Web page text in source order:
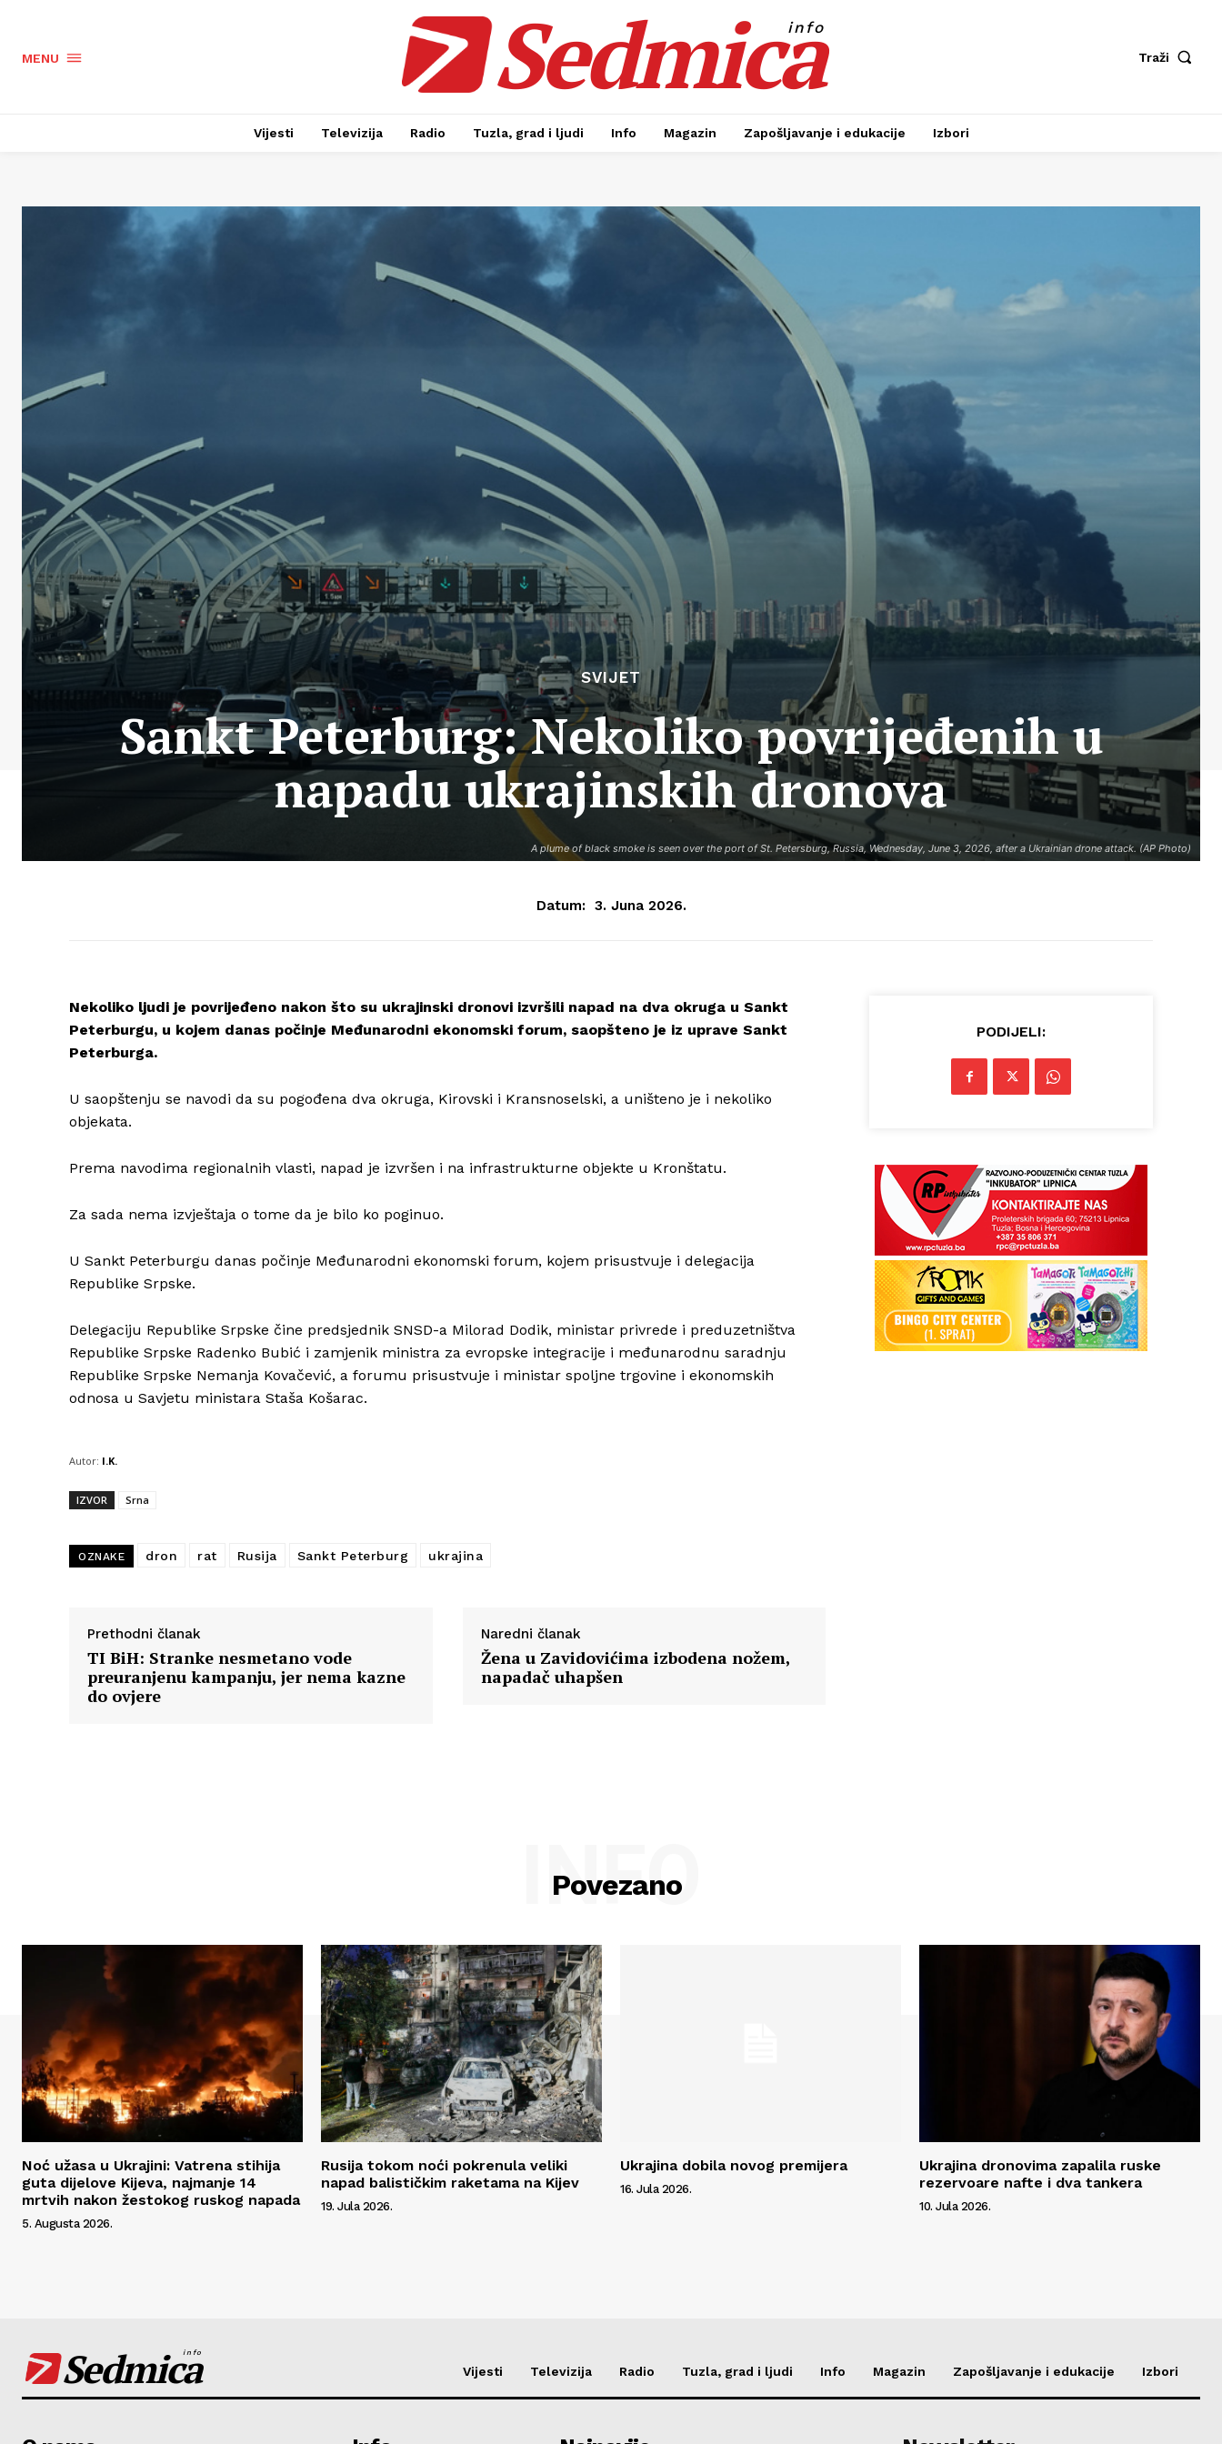
Info
O nama
MENU Sedmica
info
Traži
Vijesti Televizija Radio Tuzla, grad i ljudi Info Magazin Zapošljavanje i edukacije Izbori
A plume of black smoke is seen over the port of St. Petersburg, Russia, Wednesday, June 3, 2026, after a Ukrainian drone attack. (AP Photo)
SVIJET
Sankt Peterburg: Nekoliko povrijeđenih u
napadu ukrajinskih dronova
Datum: 3. Juna 2026.
Nekoliko ljudi je povrijeđeno nakon što su ukrajinski dronovi izvršili napad na dva okruga u Sankt
Peterburgu, u kojem danas počinje Međunarodni ekonomski forum, saopšteno je iz uprave Sankt
Peterburga.
U saopštenju se navodi da su pogođena dva okruga, Kirovski i Kransnoselski, a uništeno je i nekoliko
objekata.
Prema navodima regionalnih vlasti, napad je izvršen i na infrastrukturne objekte u Kronštatu.
Za sada nema izvještaja o tome da je bilo ko poginuo.
U Sankt Peterburgu danas počinje Međunarodni ekonomski forum, kojem prisustvuje i delegacija
Republike Srpske.
Delegaciju Republike Srpske čine predsjednik SNSD-a Milorad Dodik, ministar privrede i preduzetništva
Republike Srpske Radenko Bubić i zamjenik ministra za evropske integracije i međunarodnu saradnju
Republike Srpske Nemanja Kovačević, a forumu prisustvuje i ministar spoljne trgovine i ekonomskih
odnosa u Savjetu ministara Staša Košarac.
Autor: I.K.
IZVOR Srna
OZNAKE dron rat Rusija Sankt Peterburg ukrajina
Prethodni članak
TI BiH: Stranke nesmetano vode
preuranjenu kampanju, jer nema kazne
do ovjere
Naredni članak
Žena u Zavidovićima izbodena nožem,
napadač uhapšen
PODIJELI:
Povezano
INFO
Noć užasa u Ukrajini: Vatrena stihija
guta dijelove Kijeva, najmanje 14
mrtvih nakon žestokog ruskog napada
5. Augusta 2026.
Rusija tokom noći pokrenula veliki
napad balističkim raketama na Kijev
19. Jula 2026.
Ukrajina dobila novog premijera
16. Jula 2026.
Ukrajina dronovima zapalila ruske
rezervoare nafte i dva tankera
10. Jula 2026.
Sedmica
info
Vijesti Televizija Radio Tuzla, grad i ljudi Info Magazin Zapošljavanje i edukacije Izbori